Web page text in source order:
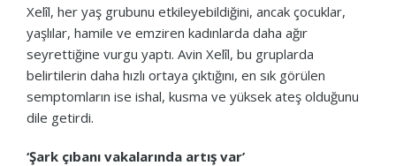
Xelîl, her yaş grubunu etkileyebildiğini, ancak çocuklar,
yaşlılar, hamile ve emziren kadınlarda daha ağır
seyrettiğine vurgu yaptı. Avin Xelîl, bu gruplarda
belirtilerin daha hızlı ortaya çıktığını, en sık görülen
semptomların ise ishal, kusma ve yüksek ateş olduğunu
dile getirdi.
‘Şark çıbanı vakalarında artış var’